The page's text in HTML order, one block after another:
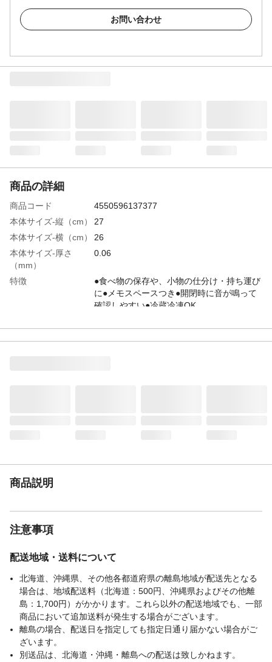
お問い合わせ
商品の詳細
商品コード
4550596137377
本体サイズ-縦（cm）
27
本体サイズ-横（cm）
26
本体サイズ-厚さ
（mm）
0.06
特徴
●食べ物の保存や、小物の仕分け・持ち運び
に●メモスペースつき●開閉時に音が鳴って
確認しやすい●冷蔵冷凍OK
生産国
商品説明
注意事項
配送地域・送料について
北海道、沖縄県、その他各都道府県の離島地域が配送先となる
場合は、地域配送料（北海道：500円、沖縄県およびその他離
島：1,700円）がかかります。これら以外の配送地域でも、一部
商品において追加送料が発生する場合がございます。
離島の場合、配送日を指定しても指定日通り届かない場合がご
ざいます。
別送品は、北海道・沖縄・離島への配送は致しかねます。